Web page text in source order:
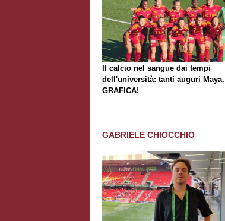
Il calcio nel sangue dai tempi
dell'università: tanti auguri Maya.
GRAFICA!
GABRIELE CHIOCCHIO